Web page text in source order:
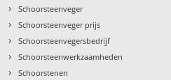
› Schoorsteenveger
› Schoorsteenveger prijs
› Schoorsteenvegersbedrijf
› Schoorsteenwerkzaamheden
› Schoorstenen